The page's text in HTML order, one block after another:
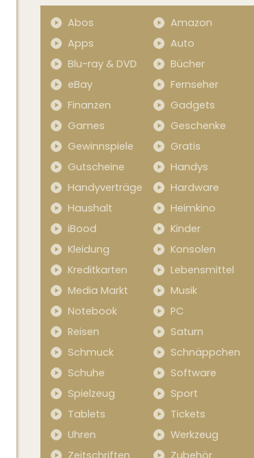
Abos
Amazon
Apps
Auto
Blu-ray & DVD
Bücher
eBay
Fernseher
Finanzen
Gadgets
Games
Geschenke
Gewinnspiele
Gratis
Gutscheine
Handys
Handyverträge
Hardware
Haushalt
Heimkino
iBood
Kinder
Kleidung
Konsolen
Kreditkarten
Lebensmittel
Media Markt
Musik
Notebook
PC
Reisen
Saturn
Schmuck
Schnäppchen
Schuhe
Software
Spielzeug
Sport
Tablets
Tickets
Uhren
Werkzeug
Zeitschriften
Zubehör